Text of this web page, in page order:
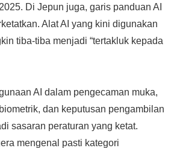
Di Jepun juga, garis panduan AI
Alat AI yang kini digunakan
tiba-tiba menjadi “tertakluk kepada
AI dalam pengecaman muka,
dan keputusan pengambilan
sasaran peraturan yang ketat.
mengenal pasti kategori